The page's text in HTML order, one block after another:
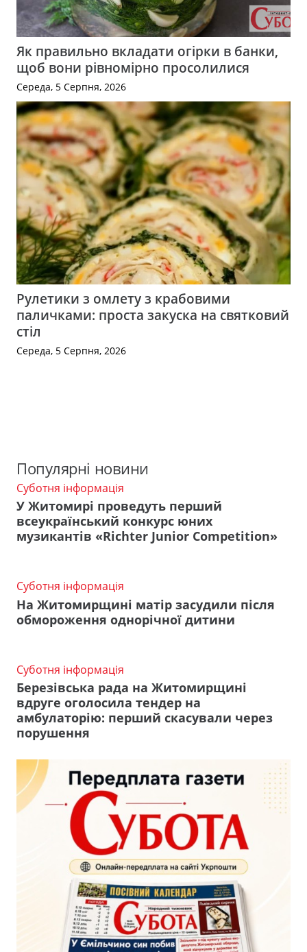
Як правильно вкладати огірки в банки,
щоб вони рівномірно просолилися
Середа, 5 Серпня, 2026
Рулетики з омлету з крабовими
паличками: проста закуска на святковий
стіл
Середа, 5 Серпня, 2026
Популярні новини
Суботня інформація
У Житомирі проведуть перший
всеукраїнський конкурс юних
музикантів «Richter Junior Competition»
Суботня інформація
На Житомирщині матір засудили після
обмороження однорічної дитини
Суботня інформація
Березівська рада на Житомирщині
вдруге оголосила тендер на
амбулаторію: перший скасували через
порушення